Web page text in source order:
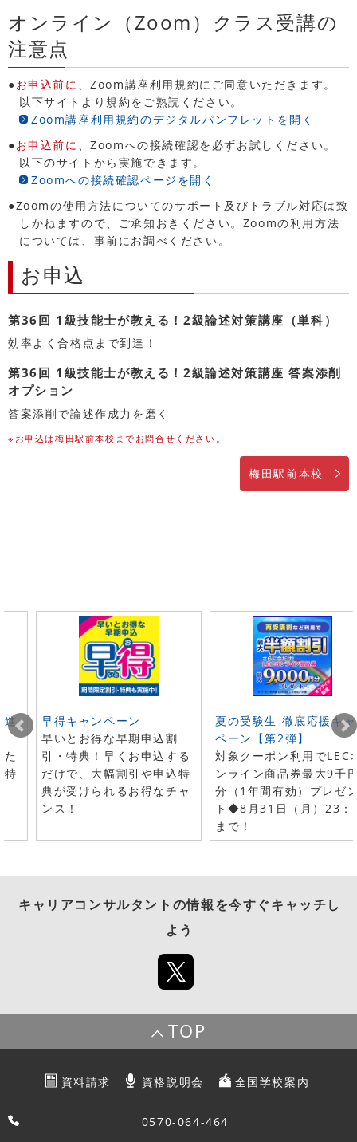
オンライン（Zoom）クラス受講の
注意点
●お申込前に 、Zoom講座利用規約にご同意いただきます。
以下サイトより規約をご熟読ください。
Zoom講座利用規約のデジタルパンフレットを開く
●お申込前に 、Zoomへの接続確認を必ずお試しください。
以下のサイトから実施できます。
Zoomへの接続確認ページを開く
●Zoomの使用方法についてのサポート及びトラブル対応は致
しかねますので、ご承知おきください。Zoomの利用方法
については、事前にお調べください。
お申込
第36回 1級技能士が教える！2級論述対策講座（単科）
効率よく合格点まで到達！
第36回 1級技能士が教える！2級論述対策講座 答案添削
オプション
答案添削で論述作成力を磨く
※お申込は梅田駅前本校までお問合せください。
梅田駅前本校
進
特
早得キャンペーン
早いとお得な早期申込割
引・特典！早くお申込する
だけで、大幅割引や申込特
典が受けられるお得なチャ
ンス！
夏の受験生 徹底応援キ
ペーン【第2弾】
対象クーポン利用でLEC
ンライン商品券最大9千
分（1年間有効）プレゼ
ト◆8月31日（月）23：
まで！
キャリアコンサルタント の情報を今すぐキャッチし
よう
TOP
資料請求 資格説明会 全国学校案内
0570-064-464